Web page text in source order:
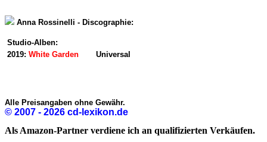
Anna Rossinelli - Discographie:
Studio-Alben:
2019: White Garden Universal
Alle Preisangaben ohne Gewähr.
© 2007 - 2026 cd-lexikon.de
Als Amazon-Partner verdiene ich an qualifizierten Verkäufen.